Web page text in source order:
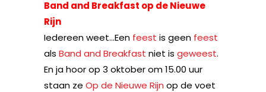
Band and Breakfast op de Nieuwe
Rijn
Iedereen weet…Een feest is geen feest
als Band and Breakfast niet is geweest.
En ja hoor op 3 oktober om 15.00 uur
staan ze Op de Nieuwe Rijn op de voet